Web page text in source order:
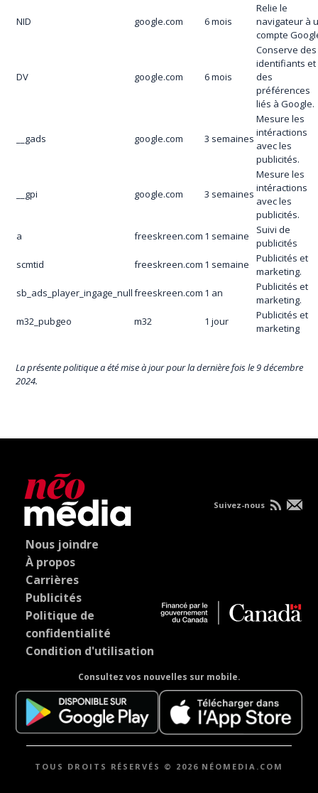
NID google.com 6 mois
Relie le
navigateur à
compte
DV google.com 6 mois
Conserve des
identifiants et
des
préférences
liés à Google.
__gads google.com 3 semaines
Mesure les
intéractions
avec les
publicités.
__gpi google.com 3 semaines
Mesure les
intéractions
avec les
publicités.
a
freeskreen.com 1 semaine
Suivi de
publicités
scmtid
freeskreen.com 1 semaine
Publicités et
marketing.
sb_ads_player_ingage_nullfreeskreen.com 1 an
Publicités et
marketing.
m32_pubgeo
m32 1 jour
Publicités et
marketing
La présente politique a été mise à jour pour la dernière fois le 9 décembre
2024.
Nous joindre
À propos
Carrières
Publicités
Politique de
confidentialité
Condition d'utilisation
Consultez vos nouvelles sur mobile.
Suivez-nous
TOUS DROITS RÉSERVÉS © 2026 NÉOMEDIA.COM